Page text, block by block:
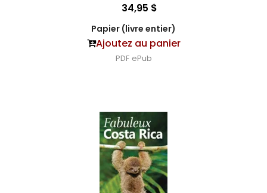
34,95 $
Papier (livre entier)
Ajoutez au panier
PDF ePub